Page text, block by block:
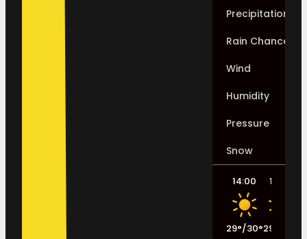
Precipitation
Rain Chance
Wind
Humidity
Pressure
Snow
14:00
29°/30°
17:00
29